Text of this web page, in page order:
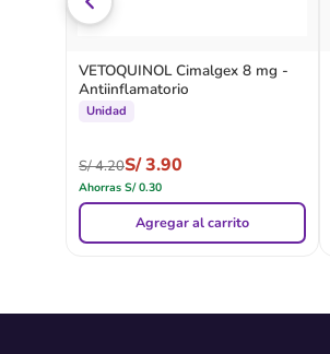
VETOQUINOL Cimalgex 8 mg -
Antiinflamatorio
Unidad
S/4.20S/3.90
Ahorras S/0.30
Agregar al carrito